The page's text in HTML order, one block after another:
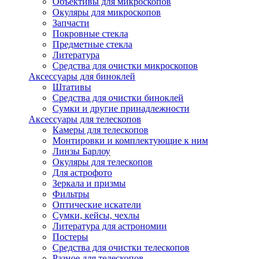
Окуляры для микроскопов
Запчасти
Покровные стекла
Предметные стекла
Литература
Средства для очистки микроскопов
Аксессуары для биноклей
Штативы
Средства для очистки биноклей
Сумки и другие принадлежности
Аксессуары для телескопов
Камеры для телескопов
Монтировки и комплектующие к ним
Линзы Барлоу
Окуляры для телескопов
Для астрофото
Зеркала и призмы
Фильтры
Оптические искатели
Сумки, кейсы, чехлы
Литература для астрономии
Постеры
Средства для очистки телескопов